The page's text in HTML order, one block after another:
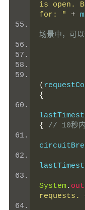
is open.
for: "
+
场景中，可
(
{
{
// 10秒内
System. out
requests.